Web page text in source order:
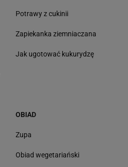
Potrawy z cukinii
Zapiekanka ziemniaczana
Jak ugotować kukurydzę
OBIAD
Zupa
Obiad wegetariański